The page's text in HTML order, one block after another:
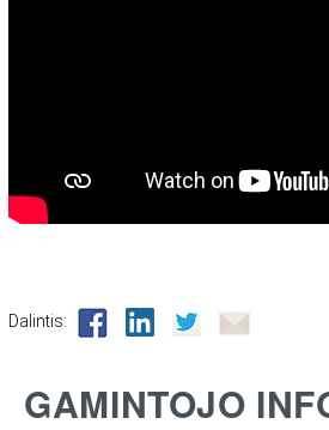
Dalintis:
GAMINTOJO